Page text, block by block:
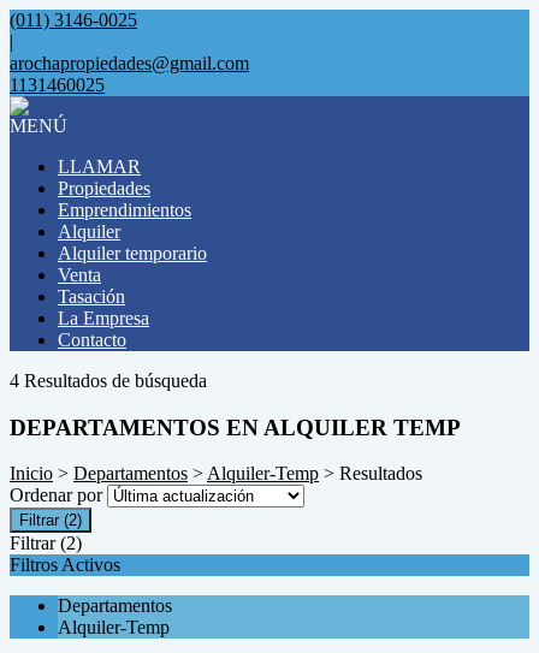
(011) 3146-0025
|
arochapropiedades@gmail.com
1131460025
MENÚ
LLAMAR
Propiedades
Emprendimientos
Alquiler
Alquiler temporario
Venta
Tasación
La Empresa
Contacto
4 Resultados de búsqueda
DEPARTAMENTOS EN ALQUILER TEMP
Inicio > Departamentos >Alquiler-Temp > Resultados
Ordenar por
Filtrar (2)
Filtrar (2)
Filtros Activos
Departamentos
Alquiler-Temp